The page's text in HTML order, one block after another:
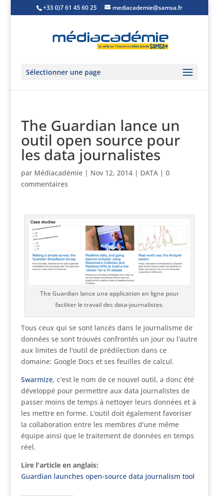
+33 0)7 61 45 60 25 mediacademie@samsa.fr
Sélectionner une page
The Guardian lance un
outil open source pour
les data journalistes
par Médiacadémie| Nov 12, 2014| DATA| 0
commentaires
The Guardian lance une application en ligne pour
faciliter le travail des data-journalistes.
Tous ceux qui se sont lancés dans le journalisme de
données se sont trouvés confrontés un jour ou l'autre
aux limites de l'outil de prédilection dans ce
domaine: Google Docs et ses feuilles de calcul.
Swarmize, c'est le nom de ce nouvel outil, a donc été
développé pour permettre aux data journalistes de
passer moins de temps à nettoyer leurs données et à
les mettre en forme. L'outil doit également favoriser
la collaboration entre les membres d'une même
équipe ainsi que le traitement de données en temps
réel.
Lire l'article en anglais:
Guardian launches open-source data journalism tool